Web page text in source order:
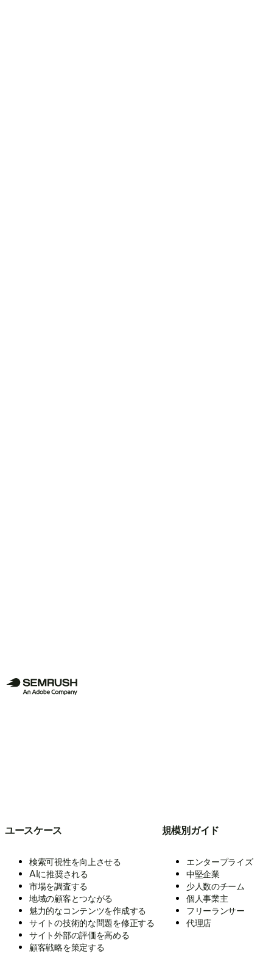
ユースケース
検索可視性を向上させる
AIに推奨される
市場を調査する
地域の顧客とつながる
魅力的なコンテンツを作成する
サイトの技術的な問題を修正する
サイト外部の評価を高める
顧客戦略を策定する
規模別ガイド
エンタープライズ
中堅企業
少人数のチーム
個人事業主
フリーランサー
代理店